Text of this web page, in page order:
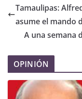
Tamaulipas:
asume el mando
A una semana
OPINIÓN